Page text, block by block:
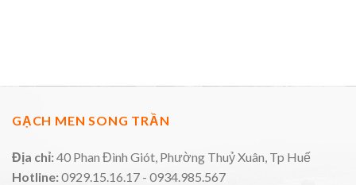
GẠCH MEN SONG TRẦN
Địa chỉ:40 Phan Đình Giót, Phường Thuỷ Xuân, Tp Huế
Hotline:0929.15.16.17 - 0934.985.567